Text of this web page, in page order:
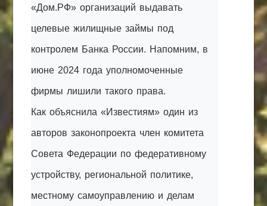
«Дом.РФ» организаций выдавать
целевые жилищные займы под
контролем Банка России. Напомним, в
июне 2024 года уполномоченные
фирмы лишили такого права.
Как объяснила «Известиям» один из
авторов законопроекта член комитета
Совета Федерации по федеративному
устройству, региональной политике,
местному самоуправлению и делам